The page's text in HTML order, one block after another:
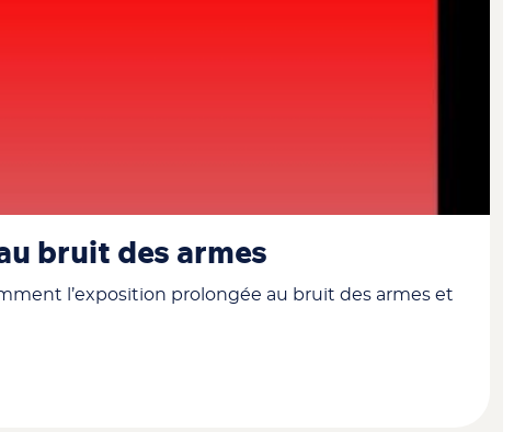
bruit des armes
l’exposition prolongée au bruit des armes et